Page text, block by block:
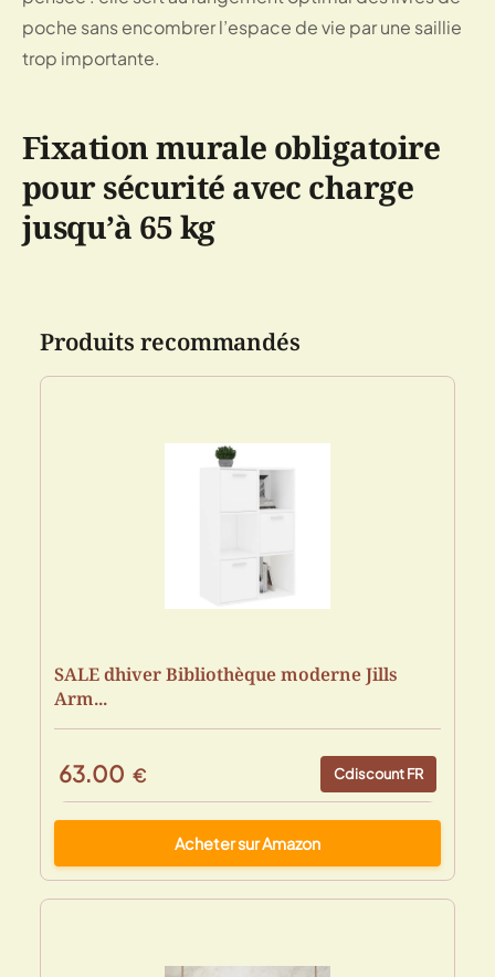
poche sans encombrer l’espace de vie par une saillie
trop importante.
Fixation murale obligatoire
pour sécurité avec charge
jusqu’à 65 kg
Produits recommandés
SALE dhiver Bibliothèque moderne Jills
Arm...
63.00 € Cdiscount FR
Acheter sur Amazon